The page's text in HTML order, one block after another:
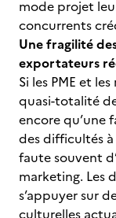
mode projet
concurrents
Une fragilité
exportateurs
Si les PME et
quasi-totalité
encore qu’une
des difficultés à
faute souvent
marketing. Les
s’appuyer sur
culturelles